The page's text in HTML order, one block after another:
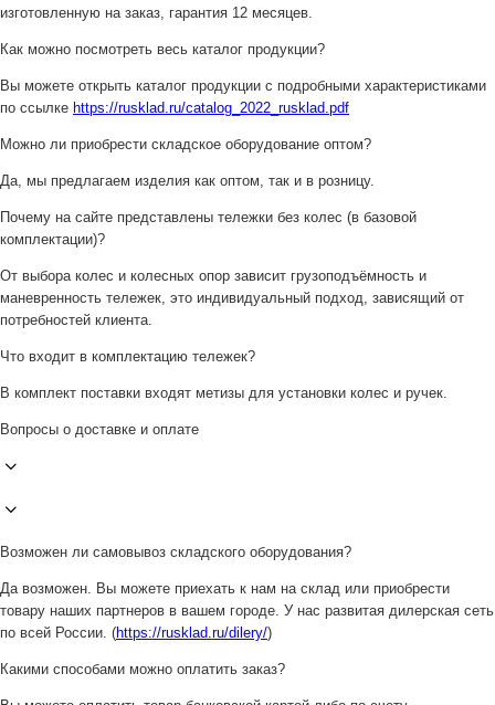
изготовленную на заказ, гарантия 12 месяцев.
Как можно посмотреть весь каталог продукции?
Вы можете открыть каталог продукции с подробными характеристиками
по ссылке https://rusklad.ru/catalog_2022_rusklad.pdf
Можно ли приобрести складское оборудование оптом?
Да, мы предлагаем изделия как оптом, так и в розницу.
Почему на сайте представлены тележки без колес (в базовой
комплектации)?
От выбора колес и колесных опор зависит грузоподъёмность и
маневренность тележек, это индивидуальный подход, зависящий от
потребностей клиента.
Что входит в комплектацию тележек?
В комплект поставки входят метизы для установки колес и ручек.
Вопросы о доставке и оплате
Возможен ли самовывоз складского оборудования?
Да возможен. Вы можете приехать к нам на склад или приобрести
товару наших партнеров в вашем городе. У нас развитая дилерская сеть
по всей России. (https://rusklad.ru/dilery/)
Какими способами можно оплатить заказ?